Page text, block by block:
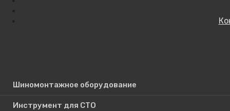
Шиномонтажное оборудование
Инструмент для СТО
Поиск по сайту